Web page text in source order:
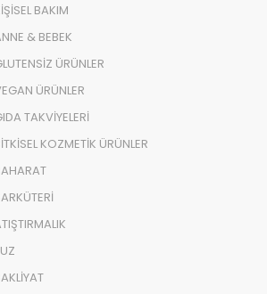
BAKIM
& BEBEK
ÜRÜNLER
ÜRÜNLER
TAKVİYELERİ
KOZMETİK ÜRÜNLER